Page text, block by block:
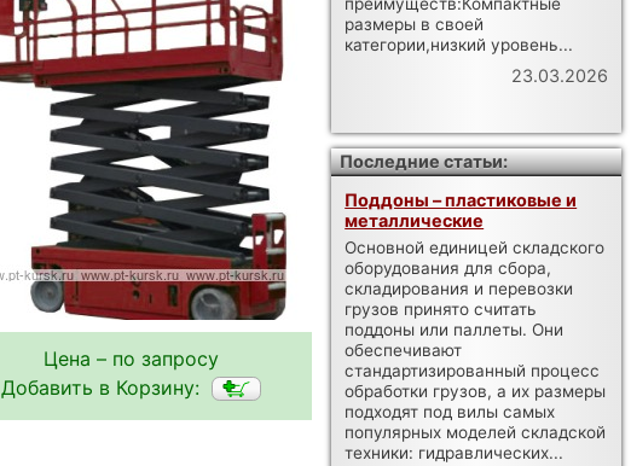
Цена – по запросу
Добавить в Корзину:
размеры в своей
категории,низкий уровень...
23.03.2026
Последние статьи:
Поддоны – пластиковые и
металлические
Основной единицей складского
оборудования для сбора,
складирования и перевозки
грузов принято считать
поддоны или паллеты. Они
обеспечивают
стандартизированный процесс
обработки грузов, а их размеры
подходят под вилы самых
популярных моделей складской
техники: гидравлических...